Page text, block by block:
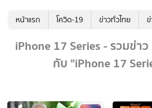
หน้าแรก โควิด-19 ข่าวทั่วไทย
iPhone 17 Series - รวมข่า
กับ "iPhone 17